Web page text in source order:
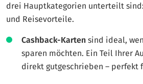
drei Hauptkategorien unterteilt sind:
und Reisevorteile.
Cashback-Karten sind ideal,
sparen möchten. Ein Teil Ihrer
direkt gutgeschrieben – perfekt